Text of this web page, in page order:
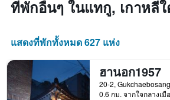
ที่พักอื่นๆ ในแทกู, เกาหลี
แสดงที่พักทั้งหมด 627 แห่ง
ฮานอก1957
0.6 กม. จากใจกลางเมื